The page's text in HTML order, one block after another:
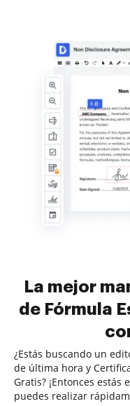
La mejor
de Fórmula
¿Estás buscando un
de última hora y
Gratis? ¡Entonces estás
puedes realizar